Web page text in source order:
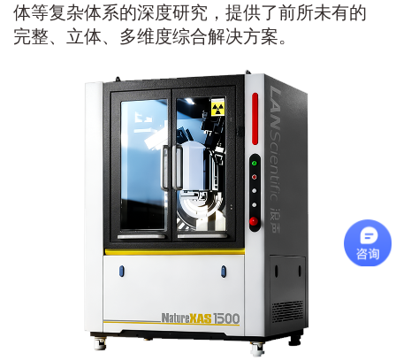
体等复杂体系的深度研究，提供了前所未有的
完整、立体、多维度综合解决方案。